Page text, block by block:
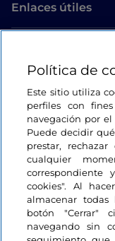
Enlaces útiles
Estamos en
Política de
Este sitio utiliza
perfiles con
navegación por
Puede decidir
prestar,
cualquier
correspondiente
cookies". Al
almacenar todas
botón "Cerrar"
navegando sin